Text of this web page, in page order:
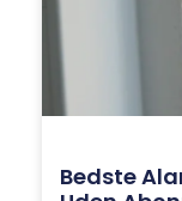
Bedste